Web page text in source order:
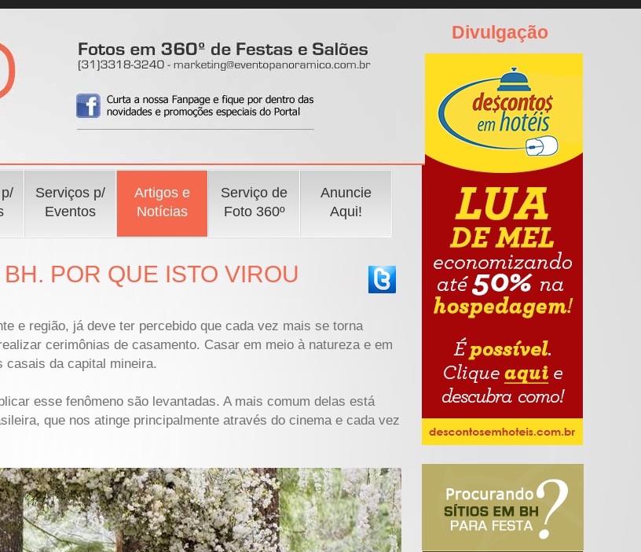
Serviços p/
Eventos
Artigos e
Notícias
Serviço de
Foto 360º
Anuncie
Aqui!
POR QUE ISTO VIROU
e região, já deve ter percebido que cada vez mais se torna
cerimônias de casamento. Casar em meio à natureza e em
casais da capital mineira.
esse fenômeno são levantadas. A mais comum delas está
que nos atinge principalmente através do cinema e cada vez
Divulgação